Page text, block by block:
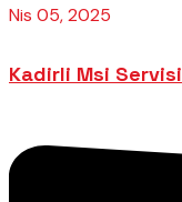
Nis 05, 2025
Kadirli Msi Servisi